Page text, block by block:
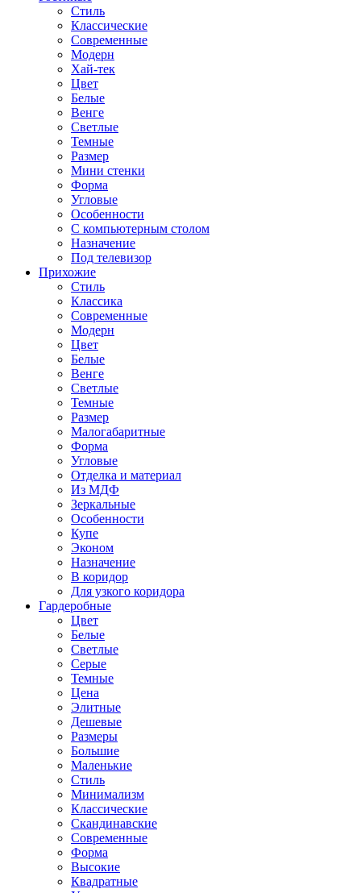
Стиль
Классические
Современные
Модерн
Хай-тек
Цвет
Белые
Венге
Светлые
Темные
Размер
Мини стенки
Форма
Угловые
Особенности
С компьютерным столом
Назначение
Под телевизор
Прихожие
Стиль
Классика
Современные
Модерн
Цвет
Белые
Венге
Светлые
Темные
Размер
Малогабаритные
Форма
Угловые
Отделка и материал
Из МДФ
Зеркальные
Особенности
Купе
Эконом
Назначение
В коридор
Для узкого коридора
Гардеробные
Цвет
Белые
Светлые
Серые
Темные
Цена
Элитные
Дешевые
Размеры
Большие
Маленькие
Стиль
Минимализм
Классические
Скандинавские
Современные
Форма
Высокие
Квадратные